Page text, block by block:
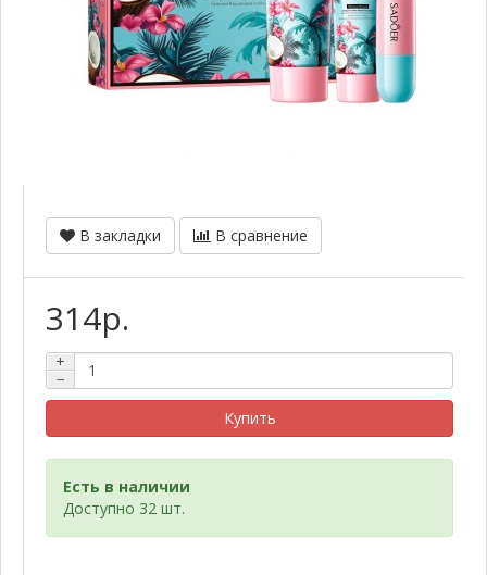
В закладки В сравнение
314р.
+
−
Купить
Есть в наличии
Доступно 32 шт.